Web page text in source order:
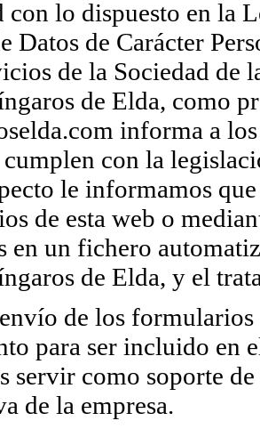
lo dispuesto en la
Datos de Carácter
de la Sociedad
de Elda, como
informa a
con la
le informamos
de esta web o
en un fichero
de Elda, y el
de los formularios
para ser incluido en
servir como soporte
de la empresa.